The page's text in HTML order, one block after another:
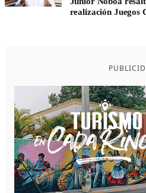
realización Juegos